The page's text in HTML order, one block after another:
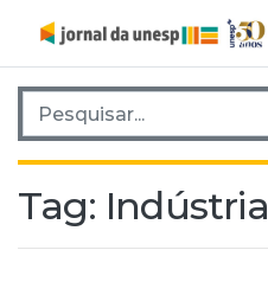
Pesquisar por:
Tag: Indústria